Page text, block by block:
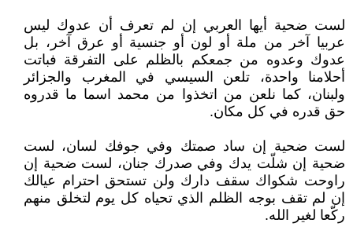
لست ضحية أيها العربي إن لم تعرف أن عدوك ليس
عربيا آخر من ملة أو لون أو جنسية أو عرق آخر، بل
عدوك وعدوه من جمعكم بالظلم على التفرقة فباتت
أحلامنا واحدة، تلعن السيسي في المغرب والجزائر
ولبنان، كما نلعن من اتخذوا من محمد اسما ما قدروه
حق قدره في كل مكان.
لست ضحية إن ساد صمتك وفي جوفك لسان، لست
ضحية إن شلّت يدك وفي صدرك جنان، لست ضحية إن
راوحت شكواك سقف دارك ولن تستحق احترام عيالك
إن لم تقف بوجه الظلم الذي تحياه كل يوم لتخلق منهم
ركّعا لغير الله.